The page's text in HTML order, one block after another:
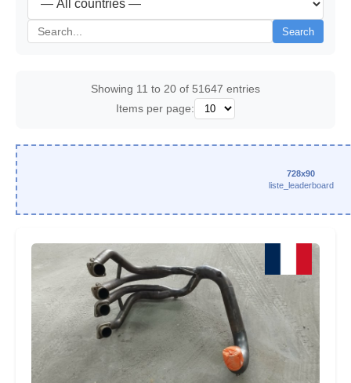
Search
Showing 11 to 20 of 51647 entries
Items per page:
728x90
liste_leaderboard